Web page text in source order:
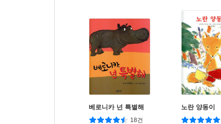
베로니카 넌 특별해
18건
노란 양동이